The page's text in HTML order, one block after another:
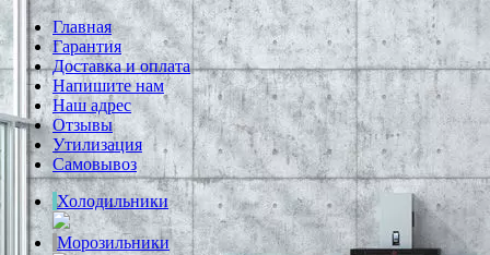
Главная
Гарантия
Доставка и оплата
Напишите нам
Наш адрес
Отзывы
Утилизация
Самовывоз
Холодильники
Морозильники